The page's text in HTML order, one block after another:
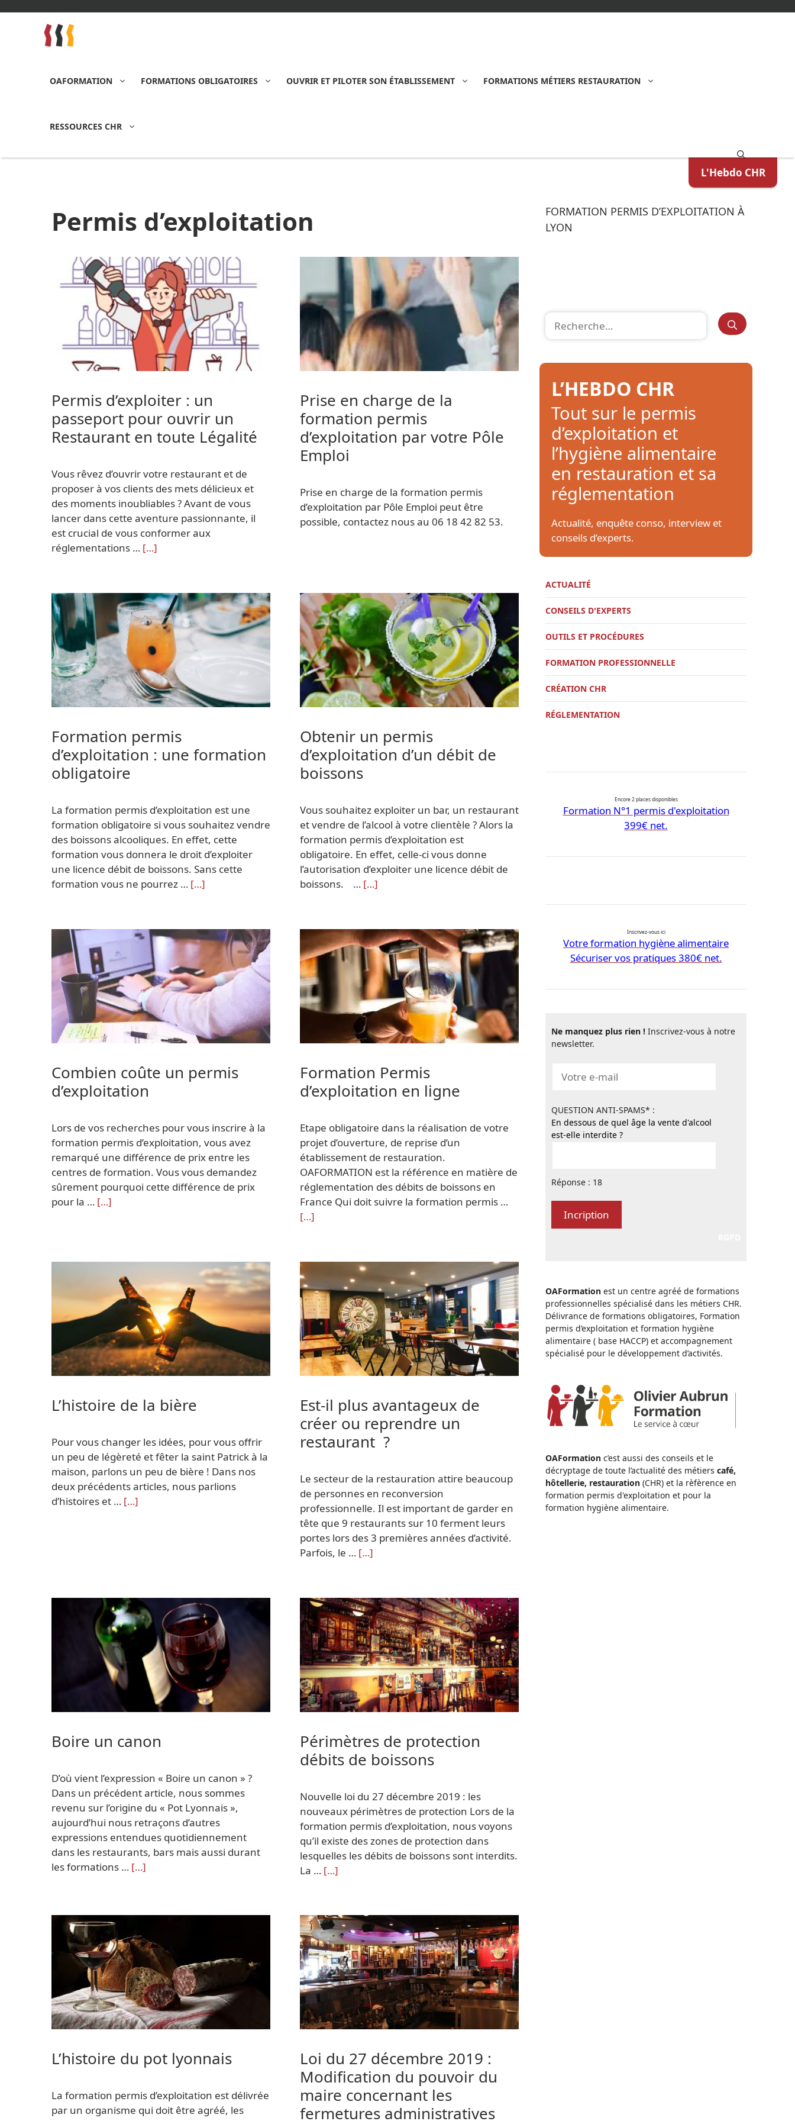
OAFORMATION FORMATIONS OBLIGATOIRES OUVRIR ET PILOTER SON ÉTABLISSEMENT FORMATIONS MÉTIERS RESTAURATION
RESSOURCES CHR
L'Hebdo CHR
Permis d’exploitation
Permis d’exploiter : un
passeport pour ouvrir un
Restaurant en toute Légalité
Vous rêvez d’ouvrir votre restaurant et de
proposer à vos clients des mets délicieux et
des moments inoubliables ? Avant de vous
lancer dans cette aventure passionnante, il
est crucial de vous conformer aux
réglementations … […]
Prise en charge de la
formation permis
d’exploitation par votre Pôle
Emploi
Prise en charge de la formation permis
d’exploitation par Pôle Emploi peut être
possible, contactez nous au 06 18 42 82 53.
Formation permis
d’exploitation : une formation
obligatoire
La formation permis d’exploitation est une
formation obligatoire si vous souhaitez vendre
des boissons alcooliques. En effet, cette
formation vous donnera le droit d’exploiter
une licence débit de boissons. Sans cette
formation vous ne pourrez … […]
Obtenir un permis
d’exploitation d’un débit de
boissons
Vous souhaitez exploiter un bar, un restaurant
et vendre de l’alcool à votre clientèle ? Alors la
formation permis d’exploitation est
obligatoire. En effet, celle-ci vous donne
l’autorisation d’exploiter une licence débit de
boissons. … […]
Combien coûte un permis
d’exploitation
Lors de vos recherches pour vous inscrire à la
formation permis d’exploitation, vous avez
remarqué une différence de prix entre les
centres de formation. Vous vous demandez
sûrement pourquoi cette différence de prix
pour la … […]
Formation Permis
d’exploitation en ligne
Etape obligatoire dans la réalisation de votre
projet d’ouverture, de reprise d’un
établissement de restauration.
OAFORMATION est la référence en matière de
réglementation des débits de boissons en
France Qui doit suivre la formation permis …
[…]
L’histoire de la bière
Pour vous changer les idées, pour vous offrir
un peu de légèreté et fêter la saint Patrick à la
maison, parlons un peu de bière ! Dans nos
deux précédents articles, nous parlions
d’histoires et … […]
Est-il plus avantageux de
créer ou reprendre un
restaurant ?
Le secteur de la restauration attire beaucoup
de personnes en reconversion
professionnelle. Il est important de garder en
tête que 9 restaurants sur 10 ferment leurs
portes lors des 3 premières années d’activité.
Parfois, le … […]
Boire un canon
D’où vient l’expression « Boire un canon » ?
Dans un précédent article, nous sommes
revenu sur l’origine du « Pot Lyonnais »,
aujourd’hui nous retraçons d’autres
expressions entendues quotidiennement
dans les restaurants, bars mais aussi durant
les formations … […]
Périmètres de protection
débits de boissons
Nouvelle loi du 27 décembre 2019 : les
nouveaux périmètres de protection Lors de la
formation permis d’exploitation, nous voyons
qu’il existe des zones de protection dans
lesquelles les débits de boissons sont interdits.
La … […]
L’histoire du pot lyonnais
La formation permis d’exploitation est délivrée
par un organisme qui doit être agréé, les
Loi du 27 décembre 2019 :
Modification du pouvoir du
maire concernant les
fermetures administratives
FORMATION PERMIS D’EXPLOITATION À
LYON
L’HEBDO CHR
Tout sur le permis
d’exploitation et
l’hygiène alimentaire
en restauration et sa
réglementation
Actualité, enquête conso, interview et
conseils d’experts.
ACTUALITÉ
CONSEILS D'EXPERTS
OUTILS ET PROCÉDURES
FORMATION PROFESSIONNELLE
CRÉATION CHR
RÉGLEMENTATION
Encore 2 places disponibles
Formation N°1 permis d'exploitation
399€ net.
Inscrivez-vous ici
Votre formation hygiène alimentaire
Sécuriser vos pratiques 380€ net.
Ne manquez plus rien ! Inscrivez-vous à notre
newsletter.
QUESTION ANTI-SPAMS* :
En dessous de quel âge la vente d'alcool
est-elle interdite ?
Réponse : 18
OAFormation est un centre agréé de formations
professionnelles spécialisé dans les métiers CHR.
Délivrance de formations obligatoires, Formation
permis d’exploitation et formation hygiène
alimentaire ( base HACCP) et accompagnement
spécialisé pour le développement d’activités.
OAFormation c’est aussi des conseils et le
décryptage de toute l’actualité des métiers café,
hôtellerie, restauration (CHR) et la rèfèrence en
formation permis d'exploitation et pour la
formation hygiène alimentaire.